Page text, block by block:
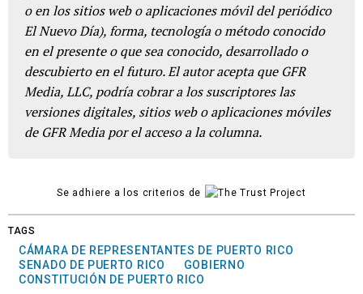
o en los sitios web o aplicaciones móvil del periódico
El Nuevo Día), forma, tecnología o método conocido
en el presente o que sea conocido, desarrollado o
descubierto en el futuro. El autor acepta que GFR
Media, LLC, podría cobrar a los suscriptores las
versiones digitales, sitios web o aplicaciones móviles
de GFR Media por el acceso a la columna.
Se adhiere a los criterios de
TAGS
CÁMARA DE REPRESENTANTES DE PUERTO RICO
SENADO DE PUERTO RICO
GOBIERNO
CONSTITUCIÓN DE PUERTO RICO